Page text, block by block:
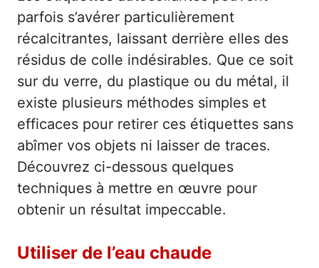
parfois s’avérer particulièrement
récalcitrantes, laissant derrière elles des
résidus de colle indésirables. Que ce soit
sur du verre, du plastique ou du métal, il
existe plusieurs méthodes simples et
efficaces pour retirer ces étiquettes sans
abîmer vos objets ni laisser de traces.
Découvrez ci-dessous quelques
techniques à mettre en œuvre pour
obtenir un résultat impeccable.
Utiliser de l’eau chaude